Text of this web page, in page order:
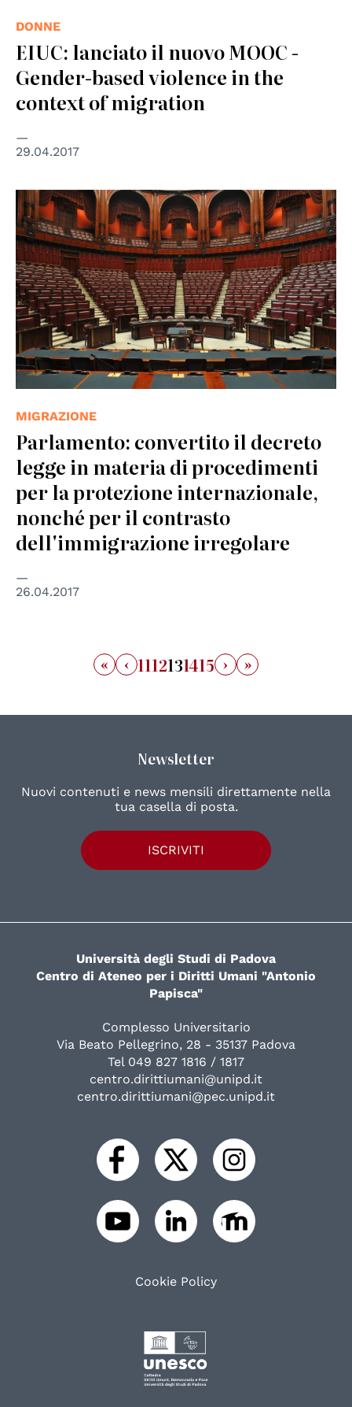
DONNE
EIUC: lanciato il nuovo MOOC -
Gender-based violence in the
context of migration
29.04.2017
© Parlamento Italiano
MIGRAZIONE
Parlamento: convertito il decreto
legge in materia di procedimenti
per la protezione internazionale,
nonché per il contrasto
dell'immigrazione irregolare
26.04.2017
« ‹ 1112131415 › »
Newsletter
Nuovi contenuti e news mensili direttamente nella
tua casella di posta.
ISCRIVITI
Università degli Studi di Padova
Centro di Ateneo per i Diritti Umani "Antonio
Papisca"
Complesso Universitario
Via Beato Pellegrino, 28 - 35137 Padova
Tel 049 827 1816 / 1817
centro.dirittiumani@unipd.it
centro.dirittiumani@pec.unipd.it
Cookie Policy